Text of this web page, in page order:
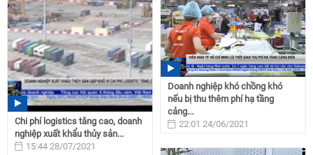
Chi phí logistics tăng cao, doanh
nghiệp xuất khẩu thủy sản...
15:44 28/07/2021
Doanh nghiệp khó chồng khó
nếu bị thu thêm phí hạ tầng
cảng...
22:01 24/06/2021